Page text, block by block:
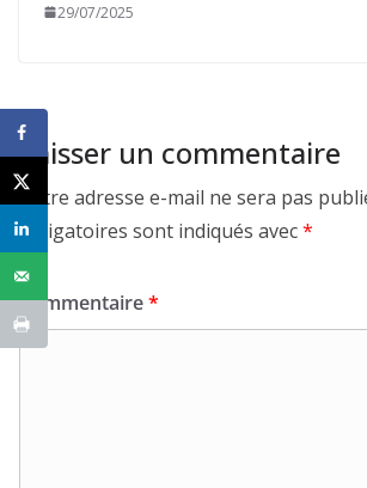
29/07/2025
Laisser un commentaire
Votre adresse e-mail ne sera pas
obligatoires sont indiqués avec*
Commentaire*